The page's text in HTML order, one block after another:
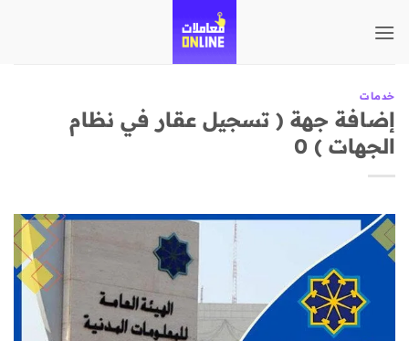
للمحتوى
خدمات
إضافة جهة ( تسجيل عقار في نظام
الجهات ) 0